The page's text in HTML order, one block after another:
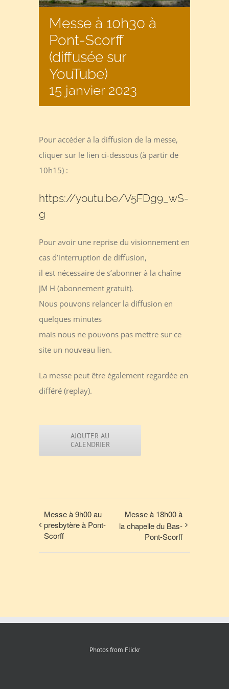
Messe à 10h30 à
Pont-Scorff
(diffusée sur
YouTube)
15 janvier 2023
Pour accéder à la diffusion de la messe,
cliquer sur le lien ci-dessous (à partir de
10h15) :
https://youtu.be/V5FDg9_wS-
g
Pour avoir une reprise du visionnement en
cas d’interruption de diffusion,
il est nécessaire de s’abonner à la chaîne
JM H (abonnement gratuit).
Nous pouvons relancer la diffusion en
quelques minutes
mais nous ne pouvons pas mettre sur ce
site un nouveau lien.
La messe peut être également regardée en
différé (replay).
AJOUTER AU
CALENDRIER
Messe à 9h00 au
presbytère à Pont-
Scorff
Messe à 18h00 à
la chapelle du Bas-
Pont-Scorff
Photos from Flickr